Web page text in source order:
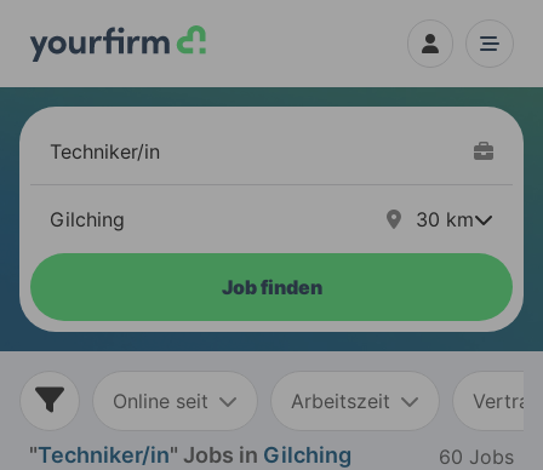
30 km
Job finden
Online seit Arbeitszeit
"Techniker/in" Jobs in Gilching
60 Jobs